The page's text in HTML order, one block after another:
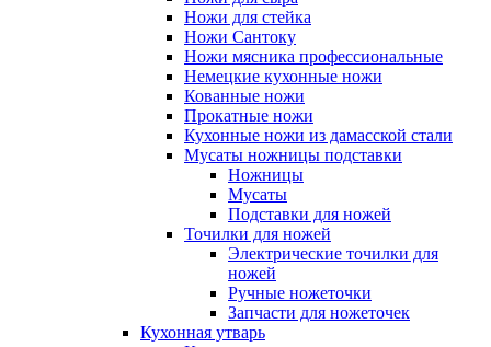
Ножи для стейка
Ножи Сантоку
Ножи мясника профессиональные
Немецкие кухонные ножи
Кованные ножи
Прокатные ножи
Кухонные ножи из дамасской стали
Мусаты ножницы подставки
Ножницы
Мусаты
Подставки для ножей
Точилки для ножей
Электрические точилки для
ножей
Ручные ножеточки
Запчасти для ножеточек
Кухонная утварь